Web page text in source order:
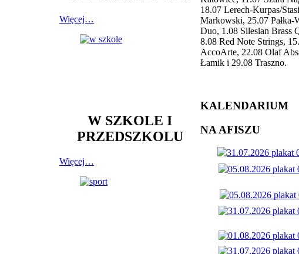
Więcej…
W SZKOLE I
PRZEDSZKOLU
Więcej…
18.07 Lerech-Kurpas/
Markowski, 25.07 Pałka-
Duo, 1.08 Silesian Brass
8.08 Red Note Strings,
AccoArte, 22.08 Olaf
Łamik i 29.08 Traszno.
KALENDARIUM
NA AFISZU